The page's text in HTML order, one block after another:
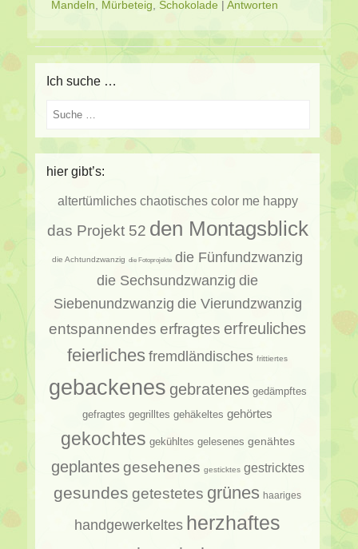
Mandeln
Mürbeteig Schokolade | Antworten
Ich suche …
Suche
hier gibt’s:
altertümliches chaotisches color me happy
das Projekt 52 den Montagsblick
die Achtundzwanzig die Fotoprojekte die Fünfundzwanzig
die Sechsundzwanzig die
Siebenundzwanzig die Vierundzwanzig
entspannendes erfragtes erfreuliches
feierliches fremdländisches frittiertes
gebackenes gebratenes gedämpftes
gefragtes gegrilltes gehäkeltes gehörtes
gekochtes gekühltes gelesenes genähtes
geplantesgesehenes gesticktes gestricktes
gesundes getestetes grünes haariges
handgewerkeltes herzhaftes